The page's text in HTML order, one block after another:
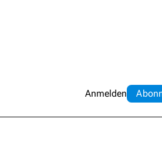
Anmelden Abo